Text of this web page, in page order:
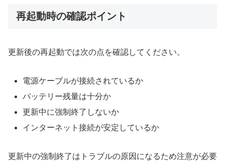
再起動時の確認ポイント
更新後の再起動では次の点を確認してください。
電源ケーブルが接続されているか
バッテリー残量は十分か
更新中に強制終了しないか
インターネット接続が安定しているか
更新中の強制終了はトラブルの原因になるため注意が必要